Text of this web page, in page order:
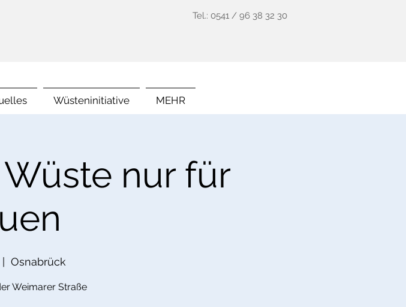
Tel.: 0541 / 96 38 32 30
Wüsteninitiative MEHR
nur für
Osnabrück
Weimarer Straße